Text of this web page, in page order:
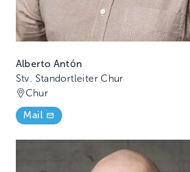
Alberto Antón
Stv. Standortleiter Chur
Chur
Mail